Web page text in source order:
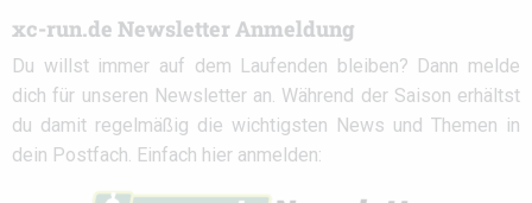
xc-run.de Newsletter Anmeldung
Du willst immer auf dem Laufenden bleiben? Dann melde
dich für unseren Newsletter an. Während der Saison erhältst
du damit regelmäßig die wichtigsten News und Themen in
dein Postfach. Einfach hier anmelden: